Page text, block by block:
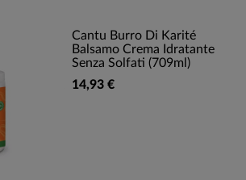
Cantu Burro Di Karité
Balsamo Crema Idratante
Senza Solfati (709ml)
14,93 €